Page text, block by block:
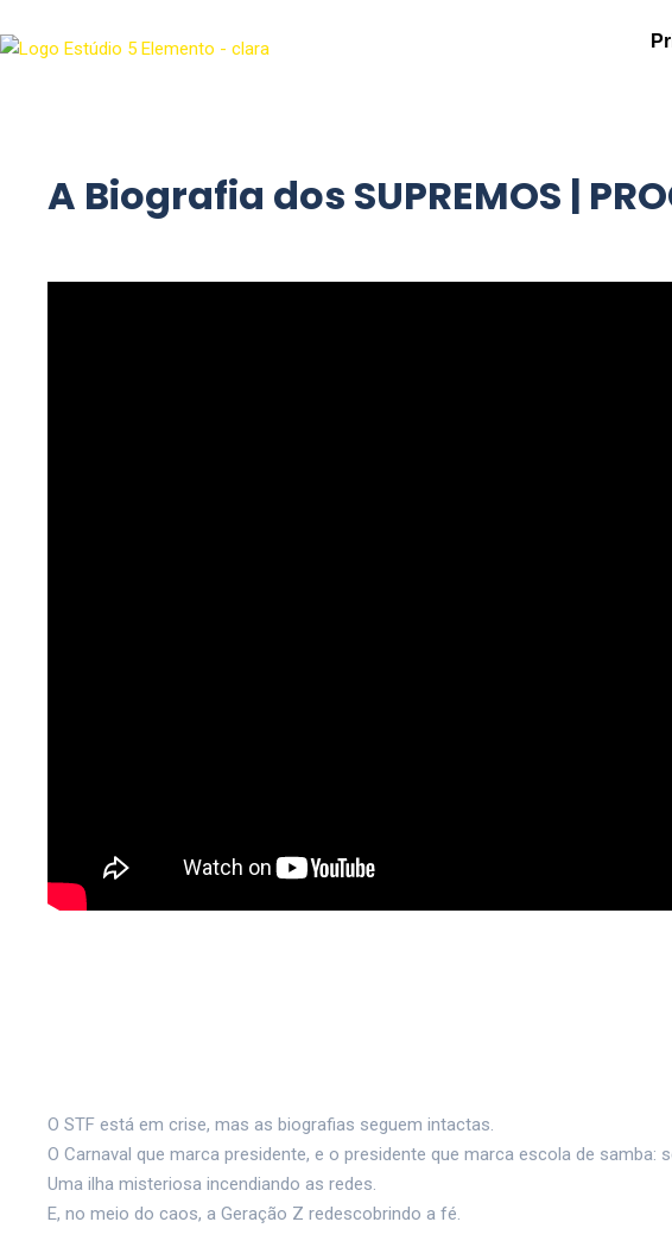
A Biografia dos SUPREMOS |
O STF está em crise, mas as biografias seguem intactas.
O Carnaval que marca presidente, e o presidente que marca escola de samba:
Uma ilha misteriosa incendiando as redes.
E, no meio do caos, a Geração Z redescobrindo a fé.